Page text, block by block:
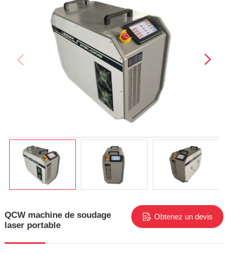
QCW machine de soudage
laser portable
Obtenez un devis